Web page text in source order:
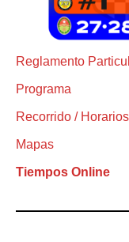
Reglamento
Programa
Recorrido / Horarios
Mapas
Tiempos Online